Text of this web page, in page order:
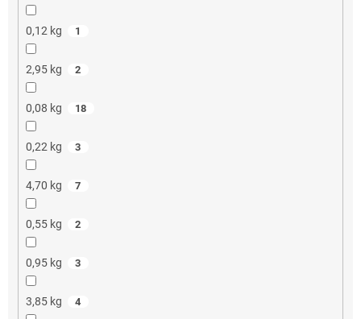
0,12 kg 1
2,95 kg 2
0,08 kg 18
0,22 kg 3
4,70 kg 7
0,55 kg 2
0,95 kg 3
3,85 kg 4